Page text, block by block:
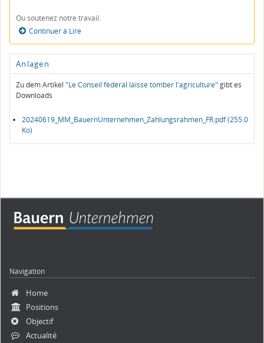
Ou soutenez notre travail.
Continuer à Lire
Anlagen
Zu dem Artikel "Le Conseil fédéral laisse tomber l'agriculture" gibt es
Downloads
20240619_MM_BauernUnternehmen_Zahlungsrahmen_FR.pdf(255.0
Ko)
Navigation
au
contenu
Home
Positions
Objectif
Actualité